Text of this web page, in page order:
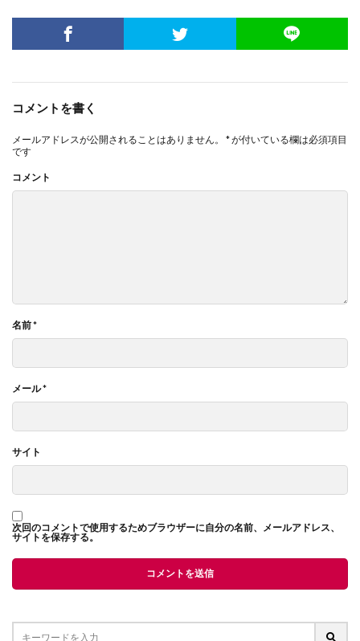
コメントを書く
メールアドレスが公開されることはありません。 *が付いている欄は必須項目
です
コメント
名前*
メール*
サイト
次回のコメントで使用するためブラウザーに自分の名前、メールアドレス、
サイトを保存する。